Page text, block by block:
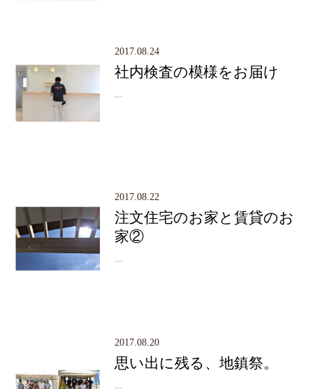
2017.08.24
社内検査の模様をお届け
2017.08.22
注文住宅のお家と賃貸のお
家②
2017.08.20
思い出に残る、地鎮祭。